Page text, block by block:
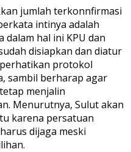
jumlah terkonnfirmasi
intinya adalah
hal ini KPU dan
disiapkan dan diatur
protokol
sambil berharap agar
menjalin
Menurutnya, Sulut akan
karena persatuan
dijaga meski